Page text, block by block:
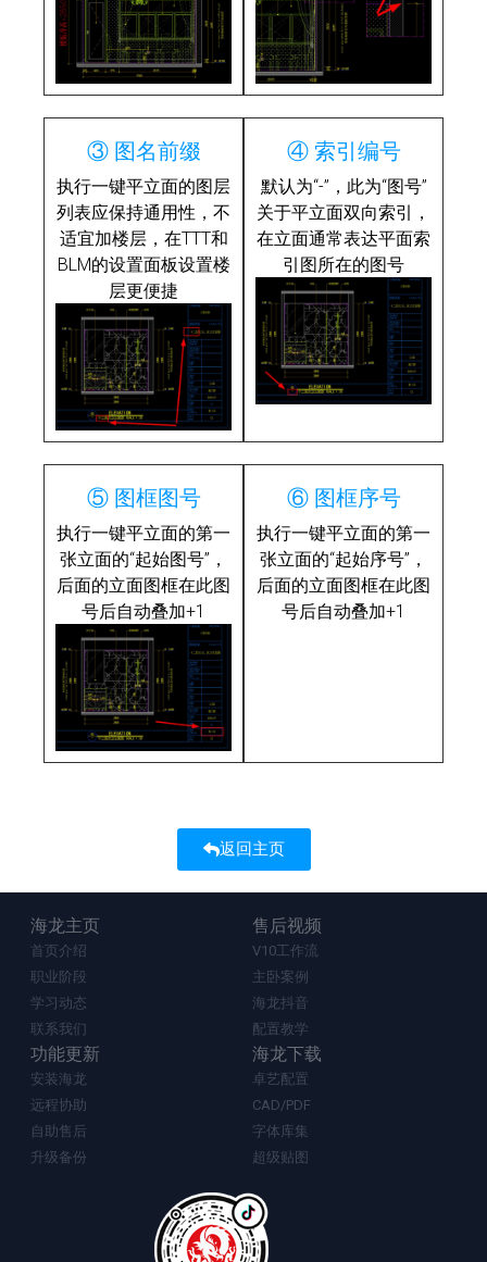
③ 图名前缀
执行一键平立面的图层
列表应保持通用性，不
适宜加楼层，在TTT和
BLM的设置面板设置楼
层更便捷
④ 索引编号
默认为“-”，此为“图号”
关于平立面双向索引，
在立面通常表达平面索
引图所在的图号
⑤ 图框图号
执行一键平立面的第一
张立面的“起始图号”，
后面的立面图框在此图
号后自动叠加+1
⑥ 图框序号
执行一键平立面的第一
张立面的“起始序号”，
后面的立面图框在此图
号后自动叠加+1
返回主页
海龙主页
首页介绍
职业阶段
学习动态
联系我们
售后视频
V10工作流
主卧案例
海龙抖音
配置教学
功能更新
安装海龙
远程协助
自助售后
升级备份
海龙下载
卓艺配置
CAD/PDF
字体库集
超级贴图